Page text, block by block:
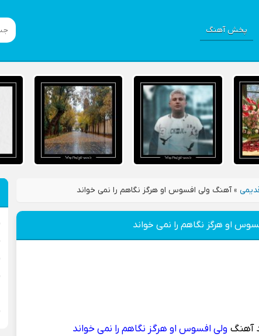
پخش آهنگ
»آهنگ ولی افسوس او هرگز نگاهم را نمی خواند
او هرگز نگاهم را نمی خواند
آهنگ ولی افسوس او هرگز نگاهم را نمی خواند